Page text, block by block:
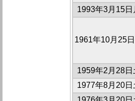
1993年3月15日
1961年10月25
1959年2月28日
1977年8月20日